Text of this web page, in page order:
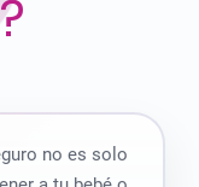
no es solo